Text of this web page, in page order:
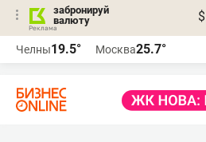
забронируй
валюту
$
Челны19.5° Москва25.7°